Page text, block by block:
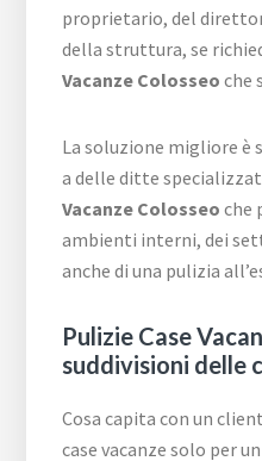
proprietario, del
della struttura, se
Vacanze Colosseo che
La soluzione migliore è
a delle ditte
Vacanze Colosseo che
ambienti interni, dei
anche di una pulizia
Pulizie Case
suddivisioni delle
Cosa capita con un
case vacanze solo per